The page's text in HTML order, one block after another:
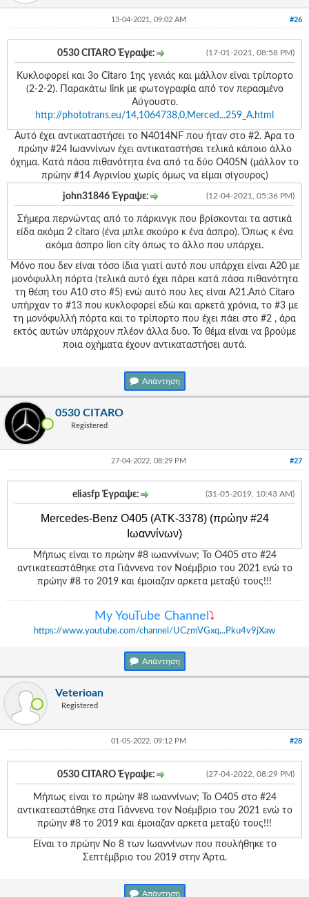
#26
13-04-2021, 09:02 AM
(17-01-2021, 08:58 PM)
0530 CITARO Έγραψε:
Κυκλοφορεί και 3ο Citaro 1ης γενιάς και μάλλον είναι τρίπορτο
(2-2-2). Παρακάτω link με φωτογραφία από τον περασμένο
Αύγουστο.
http://phototrans.eu/14,1064738,0,Merced...259_A.html
Αυτό έχει αντικαταστήσει το N4014NF που ήταν στο #2. Άρα το
πρώην #24 Ιωαννίνων έχει αντικαταστήσει τελικά κάποιο άλλο
όχημα. Κατά πάσα πιθανότητα ένα από τα δύο O405N (μάλλον το
πρώην #14 Αγρινίου χωρίς όμως να είμαι σίγουρος)
(12-04-2021, 05:36 PM)
john31846 Έγραψε:
Σήμερα περνώντας από το πάρκινγκ που βρίσκονται τα αστικά
είδα ακόμα 2 citaro (ένα μπλε σκούρο κ ένα άσπρο). Όπως κ ένα
ακόμα άσπρο lion city όπως το άλλο που υπάρχει.
Μόνο που δεν είναι τόσο ίδια γιατί αυτό που υπάρχει είναι A20 με
μονόφυλλη πόρτα (τελικά αυτό έχει πάρει κατά πάσα πιθανότητα
τη θέση του A10 στο #5) ενώ αυτό που λες είναι A21.Από Citaro
υπήρχαν το #13 που κυκλοφορεί εδώ και αρκετά χρόνια, το #3 με
τη μονόφυλλή πόρτα και το τρίπορτο που έχει πάει στο #2 , άρα
εκτός αυτών υπάρχουν πλέον άλλα δυο. Το θέμα είναι να βρούμε
ποια οχήματα έχουν αντικαταστήσει αυτά.
Απάντηση
0530 CITARO
Registered
#27
27-04-2022, 08:29 PM
(31-05-2019, 10:43 AM)
eliasfp Έγραψε:
Μercedes-Benz Ο405 (ΑΤΚ-3378) (πρώην #24
Ιωαννίνων)
Μήπως είναι το πρώην #8 ιωαννίνων; Το Ο405 στο #24
αντικατεαστάθηκε στα Γιάννενα τον Νοέμβριο του 2021 ενώ το
πρώην #8 το 2019 και έμοιαζαν αρκετα μεταξύ τους!!!
Μy YouTube Channel ⤵
https://www.youtube.com/channel/UCzmVGxq...Pku4v9jXaw
Απάντηση
Veterioan
Registered
#28
01-05-2022, 09:12 PM
(27-04-2022, 08:29 PM)
0530 CITARO Έγραψε:
Μήπως είναι το πρώην #8 ιωαννίνων; Το Ο405 στο #24
αντικατεαστάθηκε στα Γιάννενα τον Νοέμβριο του 2021 ενώ το
πρώην #8 το 2019 και έμοιαζαν αρκετα μεταξύ τους!!!
Είναι το πρώην Νο 8 των Ιωαννίνων που πουλήθηκε το
Σεπτέμβριο του 2019 στην Άρτα.
Απάντηση